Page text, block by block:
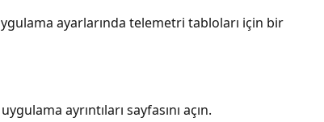
ayarlarında telemetri tabloları için bir
ayrıntıları sayfasını açın.